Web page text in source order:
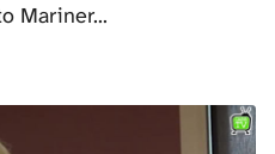
Mariner...